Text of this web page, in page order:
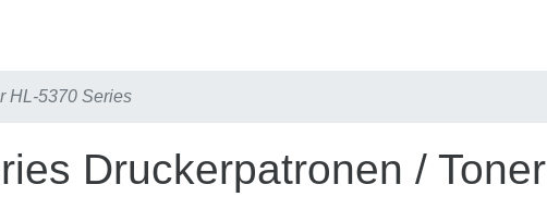
HL-5370 Series
Druckerpatronen / Toner